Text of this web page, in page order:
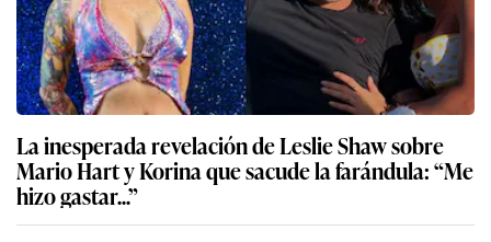
La inesperada revelación de Leslie Shaw sobre
Mario Hart y Korina que sacude la farándula: “Me
hizo gastar...”